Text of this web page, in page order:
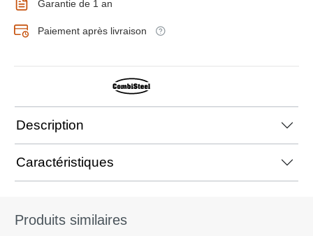
Garantie de 1 an
Paiement après livraison
Description
Caractéristiques
Produits similaires